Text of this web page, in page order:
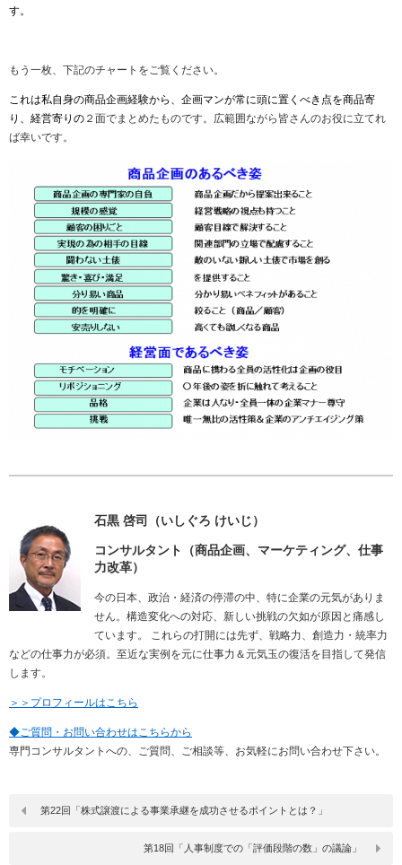
す。
もう一枚、下記のチャートをご覧ください。
これは私自身の商品企画経験から、企画マンが常に頭に置くべき点を商品寄
り、経営寄りの ２面でまとめたものです。広範囲ながら皆さんのお役に立てれ
ば幸いです。
石黒 啓司（いしぐろ けいじ）
コンサルタント（商品企画、マーケティング、仕事
力改革）
今の日本、政治・経済の停滞の中、特に企業の元気がありま
せん。構造変化への対応、新しい挑戦の欠如が原因と痛感し
ています。 これらの打開には先ず、戦略力、創造力・統率力
などの仕事力が必須。至近な実例を元に仕事力＆元気玉の復活を目指して発信
します。
＞＞プロフィールはこちら
◆ご質問・お問い合わせはこちらから
専門コンサルタントへの、ご質問、ご相談等、お気軽にお問い合わせ下さい。
第22回「株式譲渡による事業承継を成功させるポイントとは？」
第18回「人事制度での「評価段階の数」の議論」